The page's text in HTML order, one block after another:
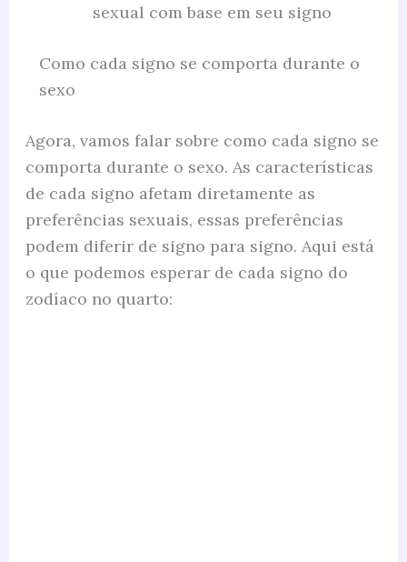
sexual com base em seu signo
Como cada signo se comporta durante o
sexo
Agora, vamos falar sobre como cada signo se
comporta durante o sexo. As características
de cada signo afetam diretamente as
preferências sexuais, essas preferências
podem diferir de signo para signo. Aqui está
o que podemos esperar de cada signo do
zodíaco no quarto: